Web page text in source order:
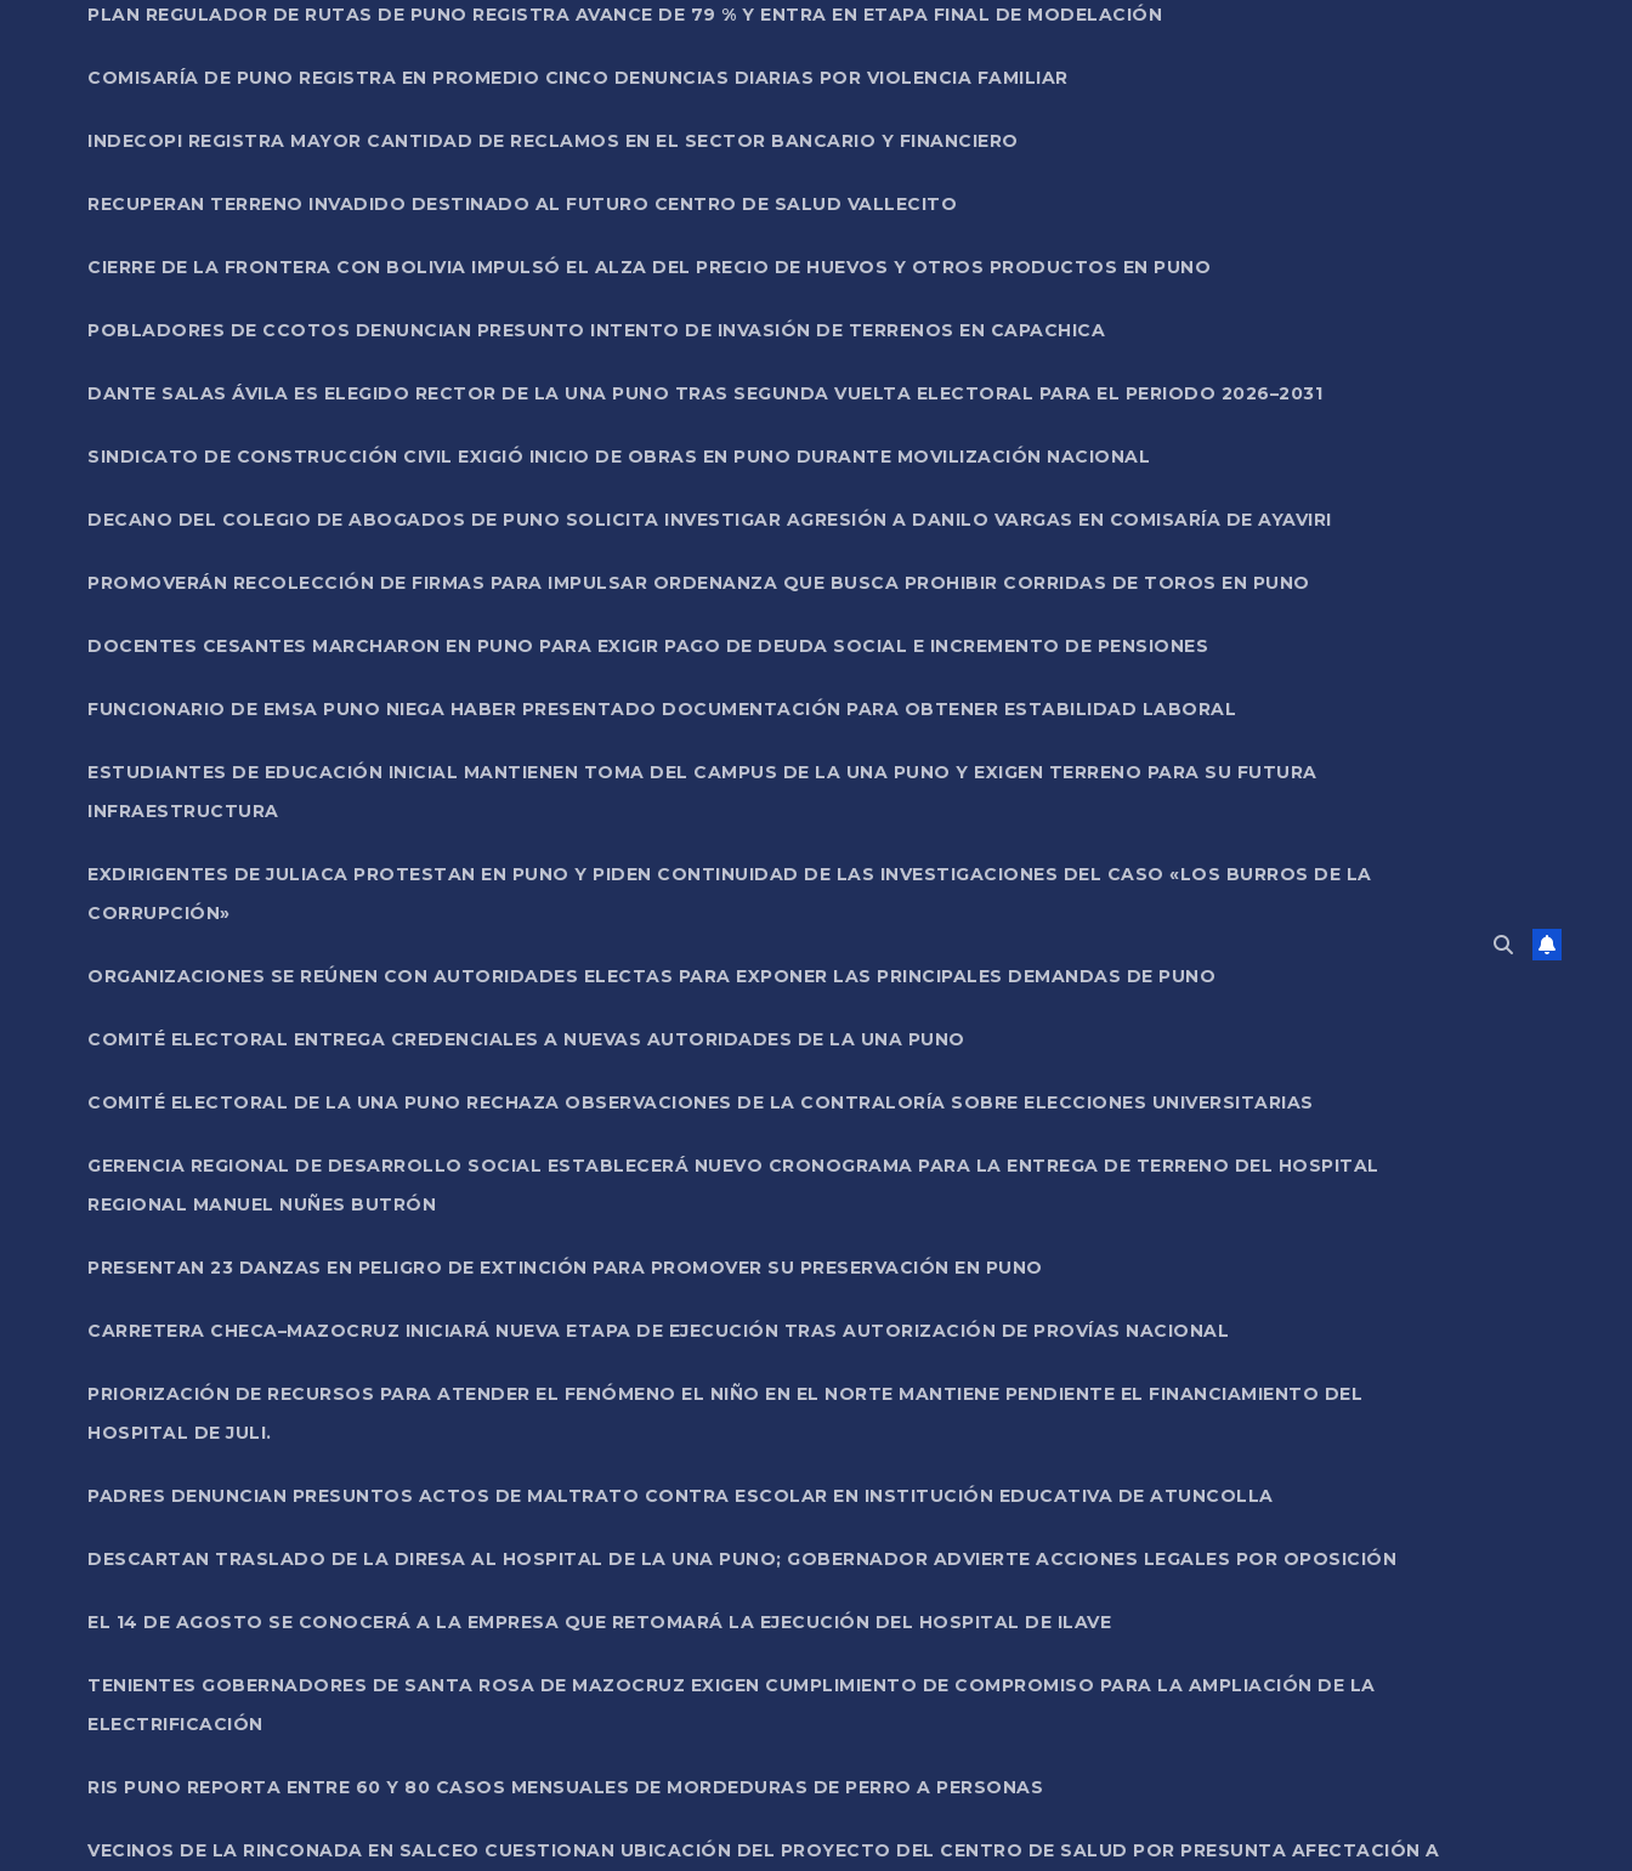
PLAN REGULADOR DE RUTAS DE PUNO REGISTRA AVANCE DE 79 % Y ENTRA EN ETAPA FINAL DE MODELACIÓN
COMISARÍA DE PUNO REGISTRA EN PROMEDIO CINCO DENUNCIAS DIARIAS POR VIOLENCIA FAMILIAR
INDECOPI REGISTRA MAYOR CANTIDAD DE RECLAMOS EN EL SECTOR BANCARIO Y FINANCIERO
RECUPERAN TERRENO INVADIDO DESTINADO AL FUTURO CENTRO DE SALUD VALLECITO
CIERRE DE LA FRONTERA CON BOLIVIA IMPULSÓ EL ALZA DEL PRECIO DE HUEVOS Y OTROS PRODUCTOS EN PUNO
POBLADORES DE CCOTOS DENUNCIAN PRESUNTO INTENTO DE INVASIÓN DE TERRENOS EN CAPACHICA
DANTE SALAS ÁVILA ES ELEGIDO RECTOR DE LA UNA PUNO TRAS SEGUNDA VUELTA ELECTORAL PARA EL PERIODO 2026–2031
SINDICATO DE CONSTRUCCIÓN CIVIL EXIGIÓ INICIO DE OBRAS EN PUNO DURANTE MOVILIZACIÓN NACIONAL
DECANO DEL COLEGIO DE ABOGADOS DE PUNO SOLICITA INVESTIGAR AGRESIÓN A DANILO VARGAS EN COMISARÍA DE AYAVIRI
PROMOVERÁN RECOLECCIÓN DE FIRMAS PARA IMPULSAR ORDENANZA QUE BUSCA PROHIBIR CORRIDAS DE TOROS EN PUNO
DOCENTES CESANTES MARCHARON EN PUNO PARA EXIGIR PAGO DE DEUDA SOCIAL E INCREMENTO DE PENSIONES
FUNCIONARIO DE EMSA PUNO NIEGA HABER PRESENTADO DOCUMENTACIÓN PARA OBTENER ESTABILIDAD LABORAL
ESTUDIANTES DE EDUCACIÓN INICIAL MANTIENEN TOMA DEL CAMPUS DE LA UNA PUNO Y EXIGEN TERRENO PARA SU FUTURA
INFRAESTRUCTURA
EXDIRIGENTES DE JULIACA PROTESTAN EN PUNO Y PIDEN CONTINUIDAD DE LAS INVESTIGACIONES DEL CASO «LOS BURROS DE LA
CORRUPCIÓN»
ORGANIZACIONES SE REÚNEN CON AUTORIDADES ELECTAS PARA EXPONER LAS PRINCIPALES DEMANDAS DE PUNO
COMITÉ ELECTORAL ENTREGA CREDENCIALES A NUEVAS AUTORIDADES DE LA UNA PUNO
COMITÉ ELECTORAL DE LA UNA PUNO RECHAZA OBSERVACIONES DE LA CONTRALORÍA SOBRE ELECCIONES UNIVERSITARIAS
GERENCIA REGIONAL DE DESARROLLO SOCIAL ESTABLECERÁ NUEVO CRONOGRAMA PARA LA ENTREGA DE TERRENO DEL HOSPITAL
REGIONAL MANUEL NUÑES BUTRÓN
PRESENTAN 23 DANZAS EN PELIGRO DE EXTINCIÓN PARA PROMOVER SU PRESERVACIÓN EN PUNO
CARRETERA CHECA–MAZOCRUZ INICIARÁ NUEVA ETAPA DE EJECUCIÓN TRAS AUTORIZACIÓN DE PROVÍAS NACIONAL
PRIORIZACIÓN DE RECURSOS PARA ATENDER EL FENÓMENO EL NIÑO EN EL NORTE MANTIENE PENDIENTE EL FINANCIAMIENTO DEL
HOSPITAL DE JULI.
PADRES DENUNCIAN PRESUNTOS ACTOS DE MALTRATO CONTRA ESCOLAR EN INSTITUCIÓN EDUCATIVA DE ATUNCOLLA
DESCARTAN TRASLADO DE LA DIRESA AL HOSPITAL DE LA UNA PUNO; GOBERNADOR ADVIERTE ACCIONES LEGALES POR OPOSICIÓN
EL 14 DE AGOSTO SE CONOCERÁ A LA EMPRESA QUE RETOMARÁ LA EJECUCIÓN DEL HOSPITAL DE ILAVE
TENIENTES GOBERNADORES DE SANTA ROSA DE MAZOCRUZ EXIGEN CUMPLIMIENTO DE COMPROMISO PARA LA AMPLIACIÓN DE LA
ELECTRIFICACIÓN
RIS PUNO REPORTA ENTRE 60 Y 80 CASOS MENSUALES DE MORDEDURAS DE PERRO A PERSONAS
VECINOS DE LA RINCONADA EN SALCEO CUESTIONAN UBICACIÓN DEL PROYECTO DEL CENTRO DE SALUD POR PRESUNTA AFECTACIÓN A